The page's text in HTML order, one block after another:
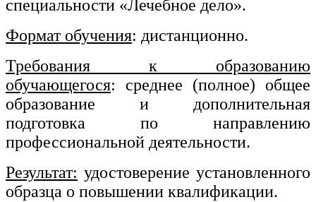
специальности «Лечебное дело».
Формат обучения: дистанционно.
Требования к образованию
обучающегося: среднее (полное) общее
образование и дополнительная
подготовка по направлению
профессиональной деятельности.
Результат: удостоверение установленного
образца о повышении квалификации.